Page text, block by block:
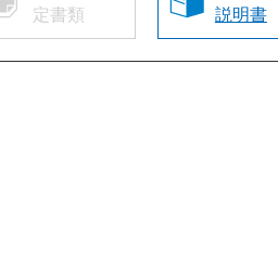
定書類
説明書